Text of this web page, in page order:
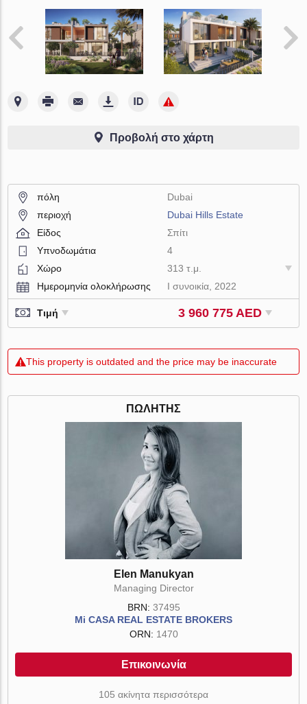
Προβολή στο χάρτη
πόλη
Dubai
περιοχή
Dubai Hills Estate
Είδος
Σπίτι
Υπνοδωμάτια
4
Χώρο
313 τ.μ.
Ημερομηνία ολοκλήρωσης
I συνοικία, 2022
Τιμή 3 960 775 AED
This property is outdated and the price may be inaccurate
ΠΩΛΗΤΉΣ
Elen Manukyan
Managing Director
BRN: 37495
Mi CASA REAL ESTATE BROKERS
ORN: 1470
Επικοινωνία
105 ακίνητα περισσότερα